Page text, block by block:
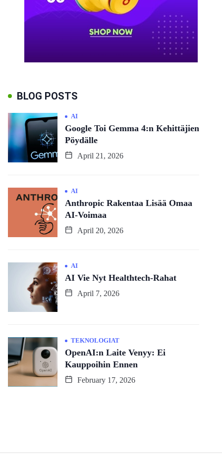
BLOG POSTS
AI
Google Toi Gemma 4:n Kehittäjien
Pöydälle
April 21, 2026
AI
Anthropic Rakentaa Lisää Omaa
AI-Voimaa
April 20, 2026
AI
AI Vie Nyt Healthtech-Rahat
April 7, 2026
TEKNOLOGIAT
OpenAI:n Laite Venyy: Ei
Kauppoihin Ennen
February 17, 2026